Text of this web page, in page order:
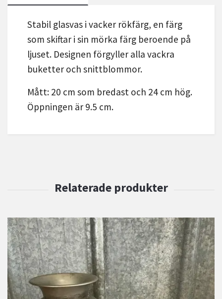
Stabil glasvas i vacker rökfärg, en färg
som skiftar i sin mörka färg beroende på
ljuset. Designen förgyller alla vackra
buketter och snittblommor.
Mått: 20 cm som bredast och 24 cm hög.
Öppningen är 9.5 cm.